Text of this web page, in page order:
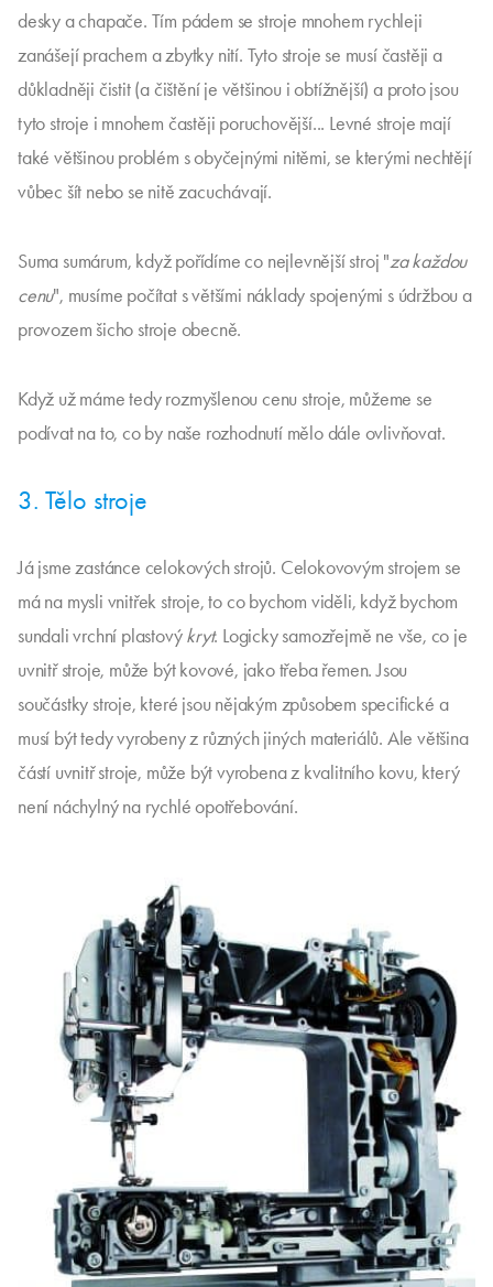
desky a chapače. Tím pádem se stroje mnohem rychleji
zanášejí prachem a zbytky nití. Tyto stroje se musí častěji a
důkladněji čistit (a čištění je většinou i obtížnější) a proto jsou
tyto stroje i mnohem častěji poruchovější... Levné stroje mají
také většinou problém s obyčejnými nitěmi, se kterými nechtějí
vůbec šít nebo se nitě zacuchávají.
Suma sumárum, když pořídíme co nejlevnější stroj "za každou
cenu", musíme počítat s většími náklady spojenými s údržbou a
provozem šicho stroje obecně.
Když už máme tedy rozmyšlenou cenu stroje, můžeme se
podívat na to, co by naše rozhodnutí mělo dále ovlivňovat.
3. Tělo stroje
Já jsme zastánce celokových strojů. Celokovovým strojem se
má na mysli vnitřek stroje, to co bychom viděli, když bychom
sundali vrchní plastovýkryt. Logicky samozřejmě ne vše, co je
uvnitř stroje, může být kovové, jako třeba řemen. Jsou
součástky stroje, které jsou nějakým způsobem specifické a
musí být tedy vyrobeny z různých jiných materiálů. Ale většina
částí uvnitř stroje, může být vyrobena z kvalitního kovu, který
není náchylný na rychlé opotřebování.